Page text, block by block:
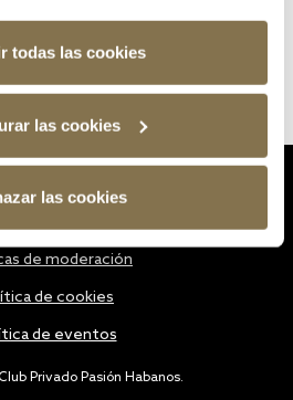
todas las cookies
las cookies
las cookies
Privado Pasión Habanos.
de moderación
de cookies
de eventos